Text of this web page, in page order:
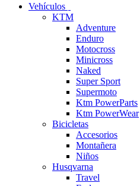
Vehículos
KTM
Adventure
Enduro
Motocross
Minicross
Naked
Super Sport
Supermoto
Ktm PowerParts
Ktm PowerWear
Bicicletas
Accesorios
Montañera
Niños
Husqvarna
Travel